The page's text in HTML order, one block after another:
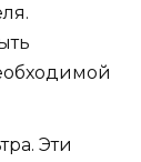
Эти